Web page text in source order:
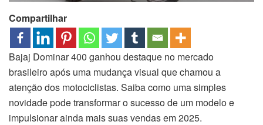
Compartilhar
Bajaj Dominar 400 ganhou destaque no mercado
brasileiro após uma mudança visual que chamou a
atenção dos motociclistas. Saiba como uma simples
novidade pode transformar o sucesso de um modelo e
impulsionar ainda mais suas vendas em 2025.